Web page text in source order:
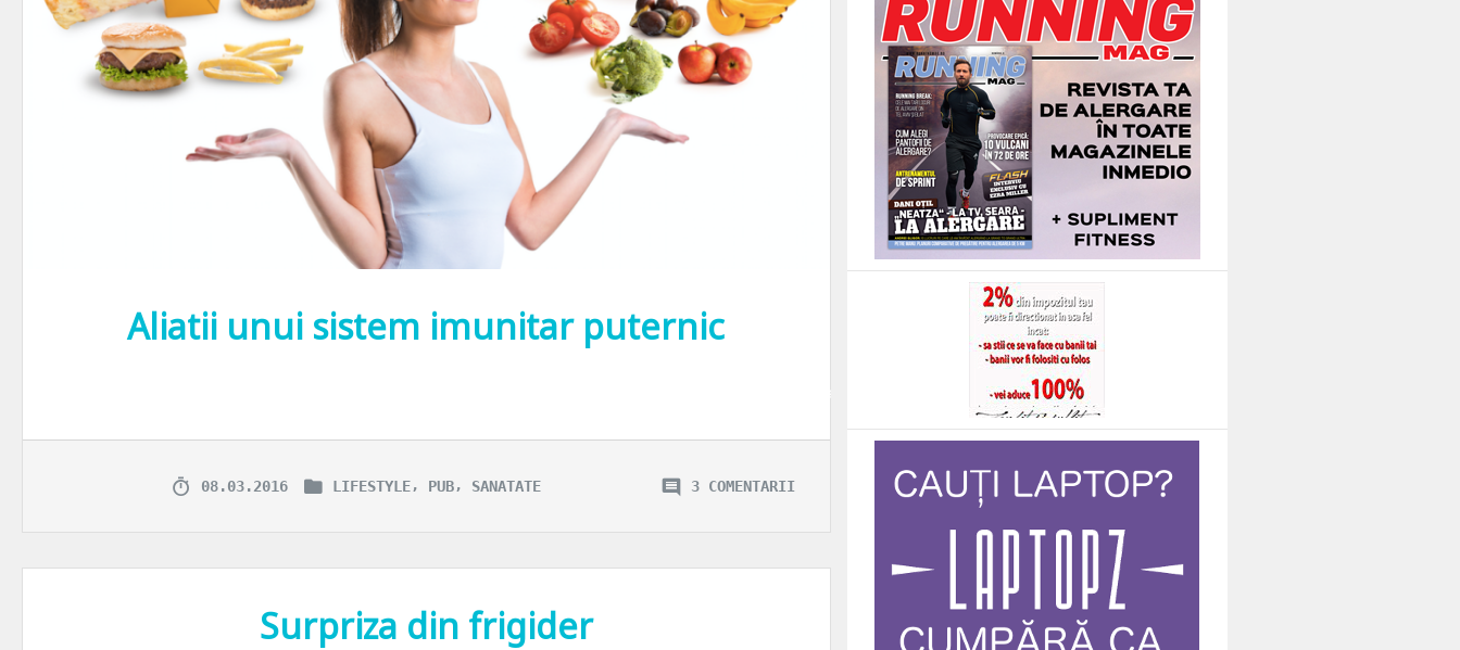
Aliatii unui sistem imunitar puternic
Intr-un limbaj accesibil tuturor, SISTEMUL IMUNITAR defineste totalitatea mecanismelor de aparare ale organismului in fata agentilor patogeni. Respectiv in fata substantelor biologice (toxine, veninuri),
08.03.2016 LIFESTYLE, PUB, SANATATE 3 COMENTARII
Surpriza din frigider